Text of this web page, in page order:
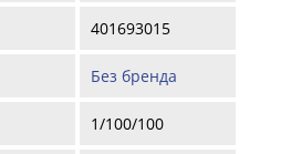
401693015
Без бренда
1/100/100